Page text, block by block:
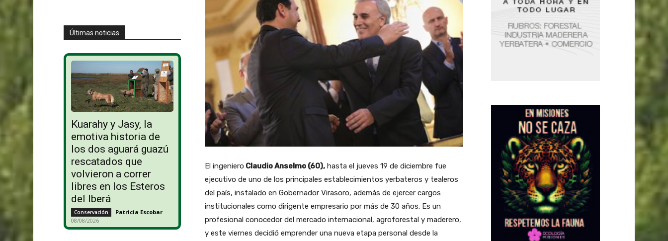
Últimas noticias
Kuarahy y Jasy, la
emotiva historia de
los dos aguará guazú
rescatados que
volvieron a correr
libres en los Esteros
del Iberá
Conservación Patricia Escobar -
08/08/2026
El ingeniero Claudio Anselmo (60),hasta el jueves 19 de diciembre fue
ejecutivo de uno de los principales establecimientos yerbateros y tealeros
del país, instalado en Gobernador Virasoro, además de ejercer cargos
institucionales como dirigente empresario por más de 30 años. Es un
profesional conocedor del mercado internacional, agroforestal y maderero,
y este viernes decidió emprender una nueva etapa personal desde la